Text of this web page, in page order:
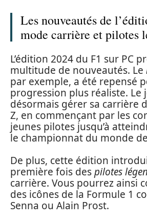
Les nouveautés de
mode carrière et pilotes
L’édition 2024 du F1 sur PC
multitude de nouveautés. Le
par exemple, a été repensé
progression plus réaliste. Le
désormais gérer sa carrière
Z, en commençant par les
jeunes pilotes jusqu’à
le championnat du monde
De plus, cette édition
première fois despilotes
carrière. Vous pourrez ainsi
des icônes de la Formule 1
Senna ou Alain Prost.